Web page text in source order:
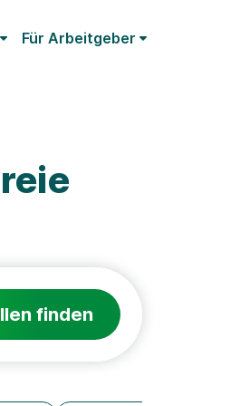
Für Arbeitgeber
finden